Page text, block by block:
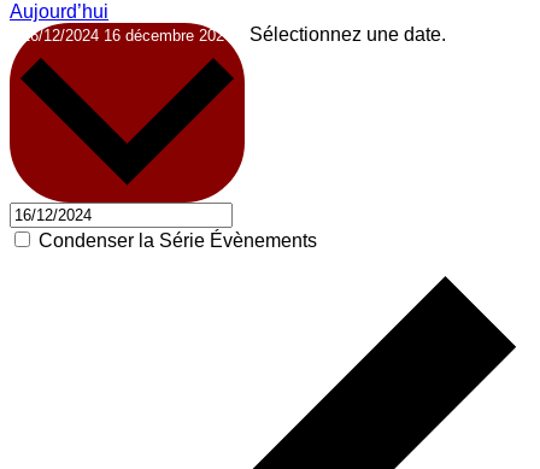
Aujourd’hui
16/12/2024 16 décembre 2024 Sélectionnez une date.
Condenser la Série Évènements